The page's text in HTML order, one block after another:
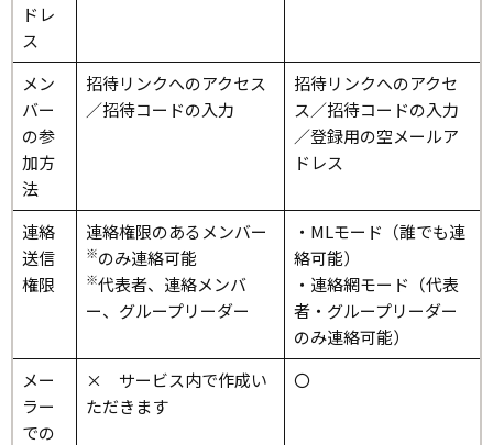
ドレ
ス
メン
バー
の参
加方
法
招待リンクへのアクセス
／招待コードの入力
招待リンクへのアクセ
ス／招待コードの入力
／登録用の空メールア
ドレス
連絡
送信
権限
連絡権限のあるメンバー
※のみ連絡可能
※代表者、連絡メンバ
ー、グループリーダー
・MLモード（誰でも連
絡可能）
・連絡網モード（代表
者・グループリーダー
のみ連絡可能）
メー
ラー
での
× サービス内で作成い
ただきます
〇